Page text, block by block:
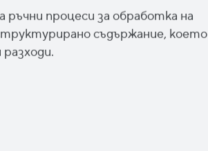
процеси за обработка на
съдържание, което